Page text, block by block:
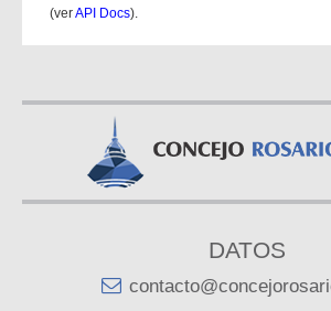
(verAPI Docs).
DATOS